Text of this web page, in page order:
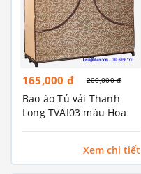
165,000 đ 200,000 đ
Bao áo Tủ vải Thanh
Long TVAI03 màu Hoa
Xem chi tiết